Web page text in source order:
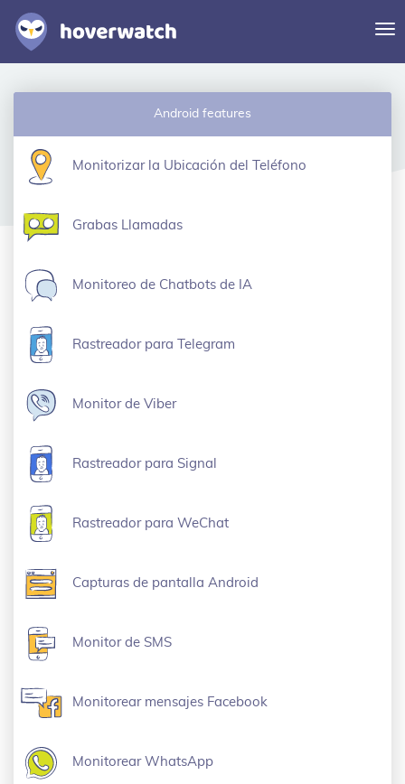
Características
Iniciar sesión
Android features
Monitorizar la Ubicación del Teléfono
Grabas Llamadas
Monitoreo de Chatbots de IA
Rastreador para Telegram
Monitor de Viber
Rastreador para Signal
Rastreador para WeChat
Capturas de pantalla Android
Monitor de SMS
Monitorear mensajes Facebook
Monitorear WhatsApp